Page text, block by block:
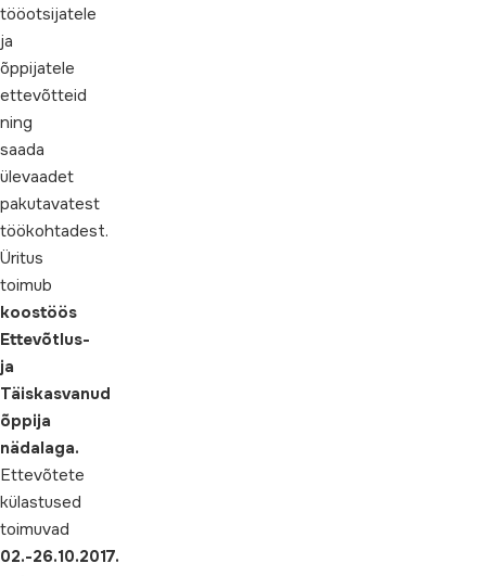
tööotsijatele
ja
õppijatele
ettevõtteid
ning
saada
ülevaadet
pakutavatest
töökohtadest.
Üritus
toimub
koostöös
Ettevõtlus-
ja
Täiskasvanud
õppija
nädalaga.
Ettevõtete
külastused
toimuvad
02.-26.10.2017.